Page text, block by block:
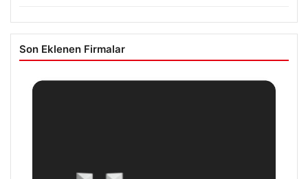
Son Eklenen Firmalar